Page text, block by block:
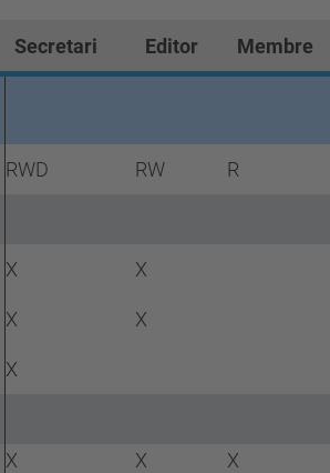
Secretari Editor Membre
RWD RW R
X X
X X
X
X X X